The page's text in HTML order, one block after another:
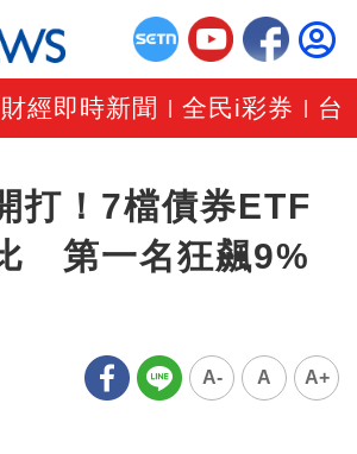
財經即時新聞 |全民i彩券 台
打！7檔債券ETF
第一名狂飆9%
A- A A+